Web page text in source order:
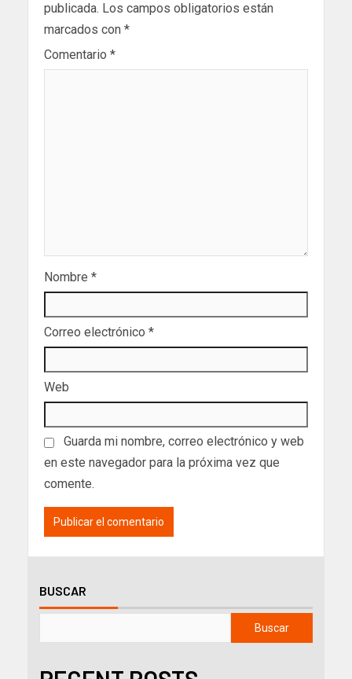
publicada. Los campos obligatorios están
marcados con *
Comentario *
Nombre *
Correo electrónico *
Web
Guarda mi nombre, correo electrónico y web
en este navegador para la próxima vez que
comente.
BUSCAR
Buscar